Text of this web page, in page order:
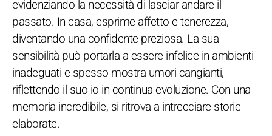
evidenziando la necessità di lasciar andare il
passato. In casa, esprime affetto e tenerezza,
diventando una confidente preziosa. La sua
sensibilità può portarla a essere infelice in ambienti
inadeguati e spesso mostra umori cangianti,
riflettendo il suo io in continua evoluzione. Con una
memoria incredibile, si ritrova a intrecciare storie
elaborate.